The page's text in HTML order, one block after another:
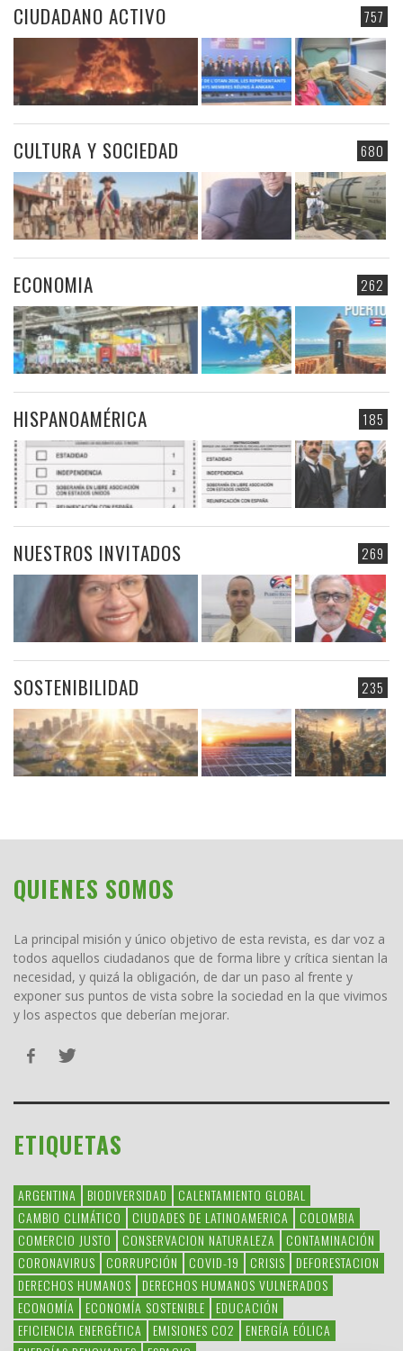
757
CIUDADANO ACTIVO
680
CULTURA Y SOCIEDAD
262
ECONOMIA
185
HISPANOAMÉRICA
269
NUESTROS INVITADOS
235
SOSTENIBILIDAD
QUIENES SOMOS
La principal misión y único objetivo de esta revista, es dar voz a
todos aquellos ciudadanos que de forma libre y crítica sientan la
necesidad, y quizá la obligación, de dar un paso al frente y
exponer sus puntos de vista sobre la sociedad en la que vivimos
y los aspectos que deberían mejorar.
ETIQUETAS
ARGENTINA BIODIVERSIDAD
CALENTAMIENTO GLOBAL
CAMBIO CLIMÁTICO
CIUDADES DE LATINOAMERICA
COLOMBIA
COMERCIO JUSTO
CONSERVACION NATURALEZA
CONTAMINACIÓN
CORONAVIRUS
CORRUPCIÓN COVID-19 CRISIS
DEFORESTACION
DERECHOS HUMANOS
DERECHOS HUMANOS VULNERADOS
ECONOMÍA
ECONOMÍA SOSTENIBLE
EDUCACIÓN
EFICIENCIA ENERGÉTICA
EMISIONES CO2
ENERGÍA EÓLICA